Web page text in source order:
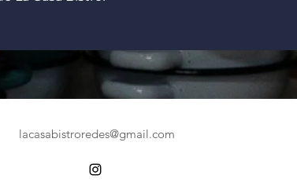
lacasabistroredes@gmail.com